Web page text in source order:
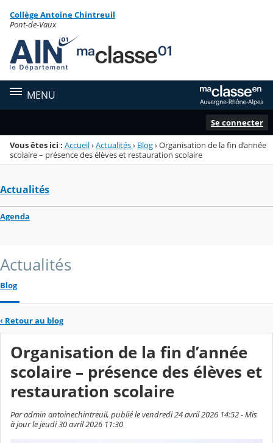
Menu de la rubrique
Contenu
Collège Antoine Chintreuil
Pont-de-Vaux
MENU
Se connecter
Vous êtes ici : Accueil›Actualités› Blog›Organisation de la fin d’année
scolaire – présence des élèves et restauration scolaire
Actualités
Agenda
Actualités
Blog
‹ Retour au blog
Organisation de la fin d’année
scolaire – présence des élèves et
restauration scolaire
Par admin antoinechintreuil, publié le vendredi 24 avril 2026 14:52 - Mis
à jour le jeudi 30 avril 2026 11:30